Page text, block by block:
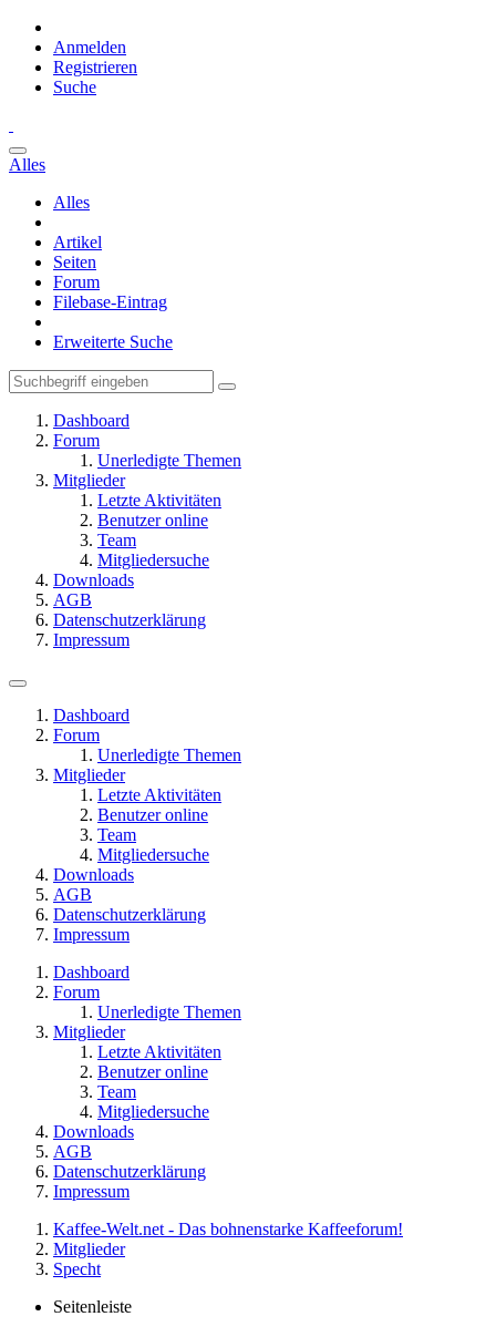
Anmelden
Registrieren
Suche
Alles
Alles
Artikel
Seiten
Forum
Filebase-Eintrag
Erweiterte Suche
Dashboard
Forum
Unerledigte Themen
Mitglieder
Letzte Aktivitäten
Benutzer online
Team
Mitgliedersuche
Downloads
AGB
Datenschutzerklärung
Impressum
Dashboard
Forum
Unerledigte Themen
Mitglieder
Letzte Aktivitäten
Benutzer online
Team
Mitgliedersuche
Downloads
AGB
Datenschutzerklärung
Impressum
Dashboard
Forum
Unerledigte Themen
Mitglieder
Letzte Aktivitäten
Benutzer online
Team
Mitgliedersuche
Downloads
AGB
Datenschutzerklärung
Impressum
Kaffee-Welt.net - Das bohnenstarke Kaffeeforum!
Mitglieder
Specht
Seitenleiste